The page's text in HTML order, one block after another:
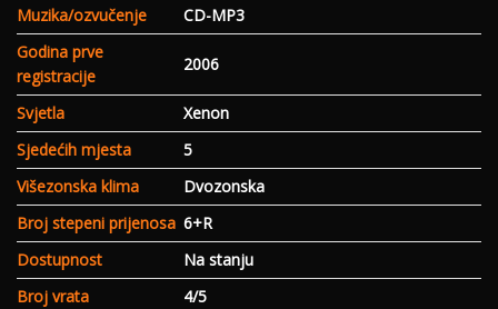
Muzika/ozvučenje
CD-MP3
Godina prve
registracije
2006
Svjetla
Xenon
Sjedećih mjesta
5
Višezonska klima
Dvozonska
Broj stepeni prijenosa 6+R
Dostupnost
Na stanju
Broj vrata
4/5